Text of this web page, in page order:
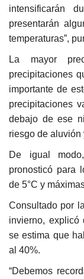
intensificarán
presentarán
temperaturas”,
La mayor
precipitaciones
importante de
precipitaciones
debajo de ese
riesgo de aluvión
De igual
pronosticó para
de 5°C y
Consultado por
invierno,
se estima que
al 40%.
“Debemos